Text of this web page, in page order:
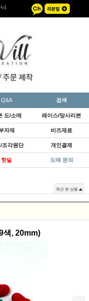
Q&A 검색
도/소매 레이스/망사리본
자재 비즈재료
조각원단 개인결제
핫딜 도매 문의
최근 본 상품
색, 20mm)